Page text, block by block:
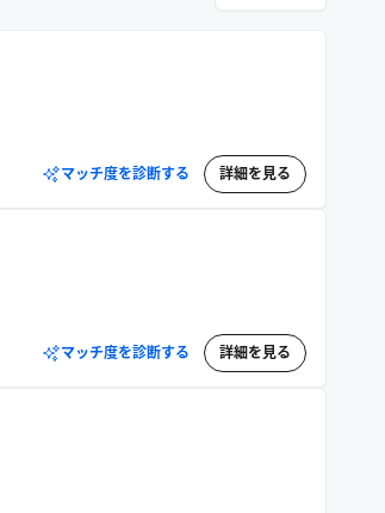
マッチ度を診断する 詳細を見る
マッチ度を診断する 詳細を見る